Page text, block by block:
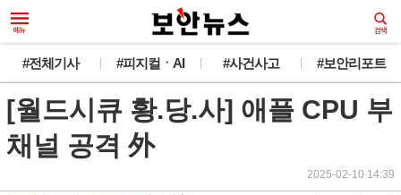
#전체기사 #피지컬ㆍAI #사건사고 #보안리포트
[월드시큐 황.당.사] 애플 CPU 부
채널 공격 外
2025-02-10 14:39